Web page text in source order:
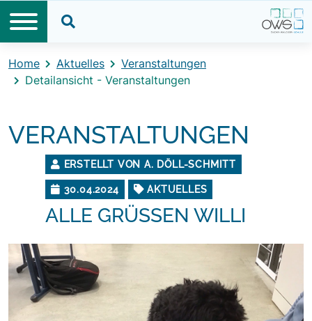
Home Aktuelles
Veranstaltungen
Detailansicht - Veranstaltungen
VERANSTALTUNGEN
ERSTELLT VON A. DÖLL-SCHMITT
30.04.2024 AKTUELLES
ALLE GRÜSSEN WILLI